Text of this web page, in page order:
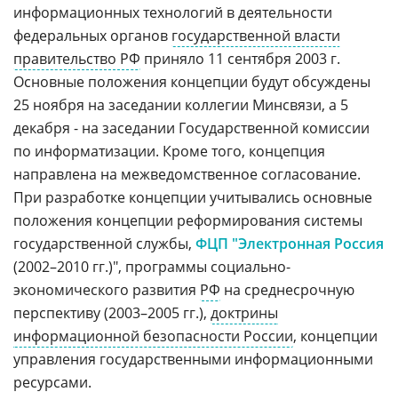
информационных технологий в деятельности
федеральных органов государственной власти
правительство РФ приняло 11 сентября 2003 г.
Основные положения концепции будут обсуждены
25 ноября на заседании коллегии Минсвязи, а 5
декабря - на заседании Государственной комиссии
по информатизации. Кроме того, концепция
направлена на межведомственное согласование.
При разработке концепции учитывались основные
положения концепции реформирования системы
государственной службы, ФЦП "Электронная Россия
(2002–2010 гг.)", программы социально-
экономического развития РФ на среднесрочную
перспективу (2003–2005 гг.), доктрины
информационной безопасности России, концепции
управления государственными информационными
ресурсами.